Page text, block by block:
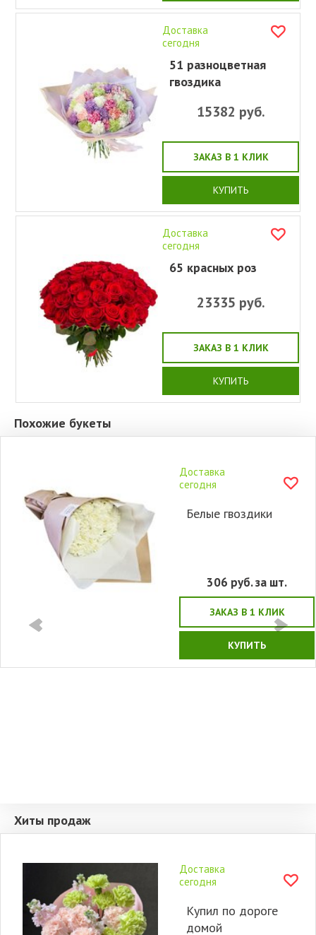
Доставка
сегодня
51 разноцветная
гвоздика
15382 руб.
ЗАКАЗ В 1 КЛИК
КУПИТЬ
Доставка
сегодня
65 красных роз
23335 руб.
ЗАКАЗ В 1 КЛИК
КУПИТЬ
Похожие букеты
Доставка
сегодня
Белые гвоздики
306 руб. за шт.
ЗАКАЗ В 1 КЛИК
КУПИТЬ
Хиты продаж
Доставка
сегодня
Купил по дороге
домой